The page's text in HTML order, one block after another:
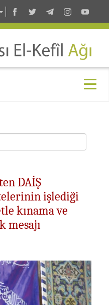
DAİŞ
işlediği
kınama ve
mesajı